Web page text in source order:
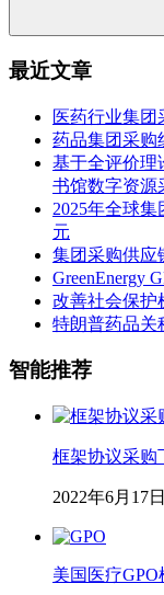
最近文章
医药行业集团
药品集团采购
基于全评价
书馆数字资源
2025年全球
元
集团采购供应
GreenEnergy
改善社会保护
特朗普药品关
智能推荐
框架协议采购
2022年6月17日
美国医疗